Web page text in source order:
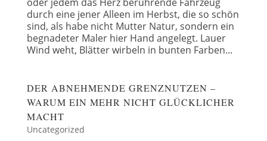
durch eine jener Alleen im Herbst, die so schön
sind, als habe nicht Mutter Natur, sondern ein
begnadeter Maler hier Hand angelegt. Lauer
Wind weht, Blätter wirbeln in bunten Farben...
DER ABNEHMENDE GRENZNUTZEN –
WARUM EIN MEHR NICHT GLÜCKLICHER
MACHT
Uncategorized